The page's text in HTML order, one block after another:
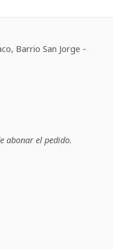
Barrio San Jorge -
abonar el pedido.